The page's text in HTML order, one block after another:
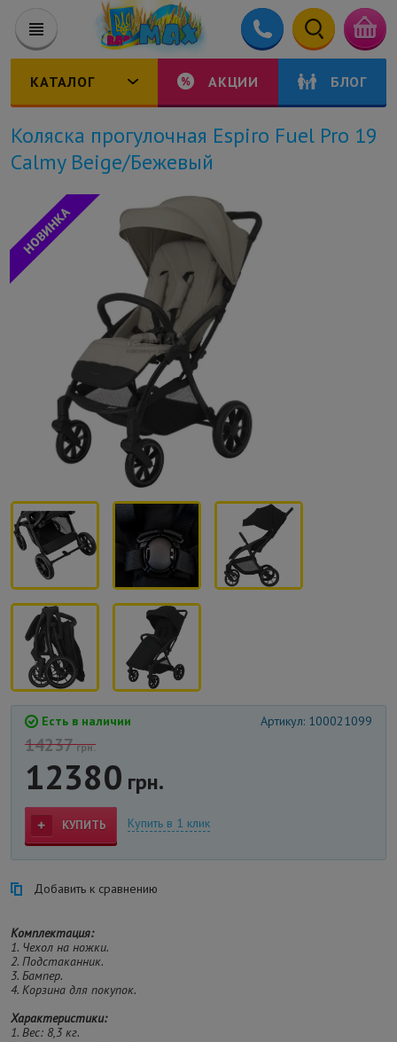
КАТАЛОГ АКЦИИ БЛОГ
Коляска прогулочная Espiro Fuel Pro 19
Calmy Beige/Бежевый
Есть в наличии Артикул: 100021099
14237грн.
12380 грн.
КУПИТЬ Купить в 1 клик
Добавить к сравнению
Комплектация:
1. Чехол на ножки.
2. Подстаканник.
3. Бампер.
4. Корзина для покупок.
Характеристики:
1. Вес: 8,3 кг.